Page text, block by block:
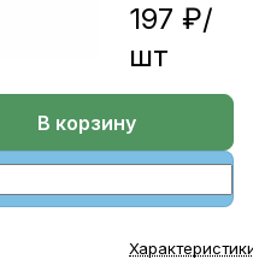
197 ₽/
шт
В корзину